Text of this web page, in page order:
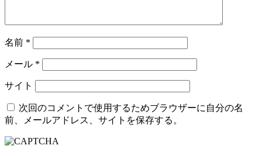
名前 *
メール *
サイト
次回のコメントで使用するためブラウザーに自分の名
前、メールアドレス、サイトを保存する。